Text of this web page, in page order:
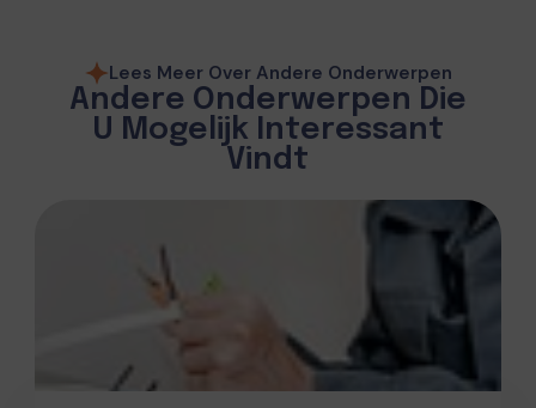
Lees Meer Over Andere Onderwerpen
Andere Onderwerpen Die
U Mogelijk Interessant
Vindt